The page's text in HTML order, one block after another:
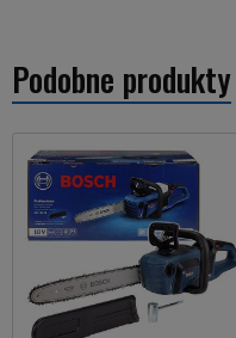
Podobne produkty